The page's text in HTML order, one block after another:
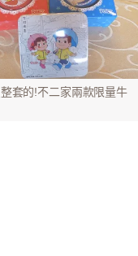
套的!不二家兩款限量牛